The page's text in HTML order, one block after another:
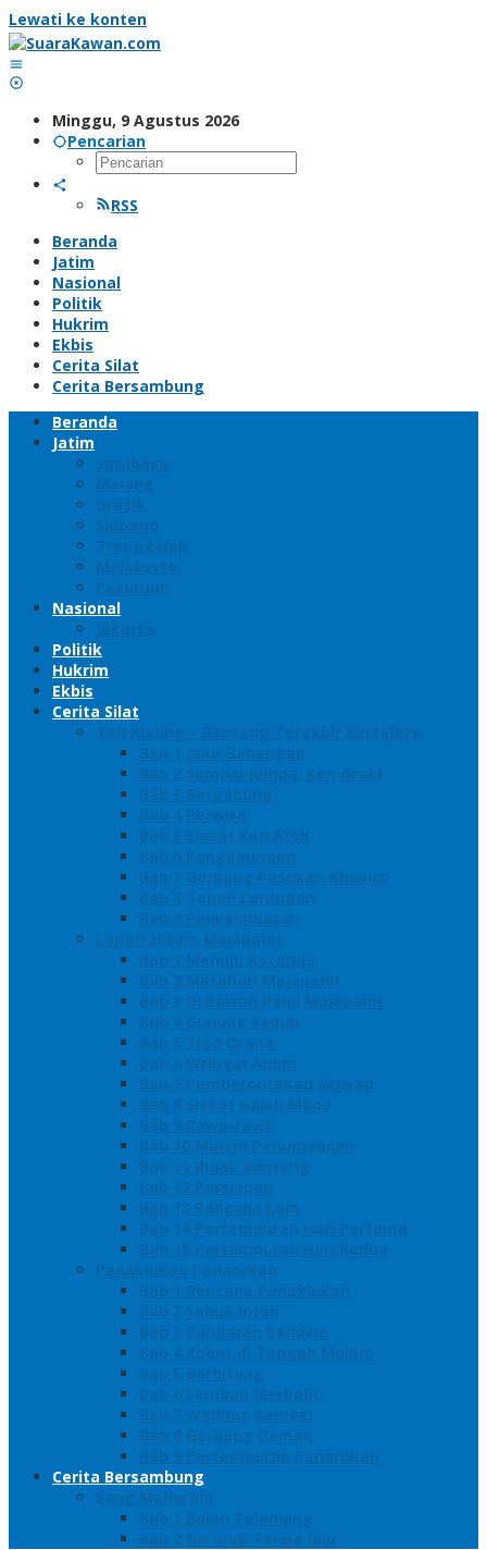
Lewati ke konten
Minggu, 9 Agustus 2026
Pencarian
RSS
Beranda
Jatim
Nasional
Politik
Hukrim
Ekbis
Cerita Silat
Cerita Bersambung
Beranda
Jatim
Surabaya
Malang
Gresik
Sidoarjo
Trenggalek
Mojokerto
Pasuruan
Nasional
Jakarta
Politik
Hukrim
Ekbis
Cerita Silat
Toh Kuning – Benteng Terakhir Kertajaya
Bab 1 Jalur Banengan
Bab 2 Sampai Jumpa, Ken Arok!
Bab 3 Bergabung
Bab 4 Perwira
Bab 5 Siasat Ken Arok
Bab 6 Pengepungan
Bab 7 Gerbang Pasukan Khusus
Bab 8 Tanah Larangan
Bab 9 Penyelamatan
Langit Hitam Majapahit
Bab 1 Menuju Kotaraja
Bab 2 Matahari Majapahit
Bab 3 Di Bawah Panji Majapahit
Bab 4 Gunung Semar
Bab 5 Tiga Orang
Bab 6 Wringin Anom
Bab 7 Pemberontakan Senyap
Bab 8 Siasat Gajah Mada
Bab 9 Rawa-rawa
Bab 10 Malam Penumpasan
Bab 11 Bulak Banteng
Bab 12 Persiapan
Bab 13 Rencana Lain
Bab 14 Pertempuran Hari Pertama
Bab 15 Pertempuran Hari Kedua
Penaklukan Panarukan
Bab 1 Rencana Penaklukan
Bab 2 Sabuk Inten
Bab 3 Pangeran Benawa
Bab 4 Kabut di Tengah Malam
Bab 5 Berhitung
Bab 6 Lembah Merbabu
Bab 7 Wedhus Gembel
Bab 8 Gerbang Demak
Bab 9 Pertempuran Panarukan
Cerita Bersambung
Sang Maharani
Bab 1 Bulan Telanjang
Bab 2 Nir Wuk Tanpa Jalu